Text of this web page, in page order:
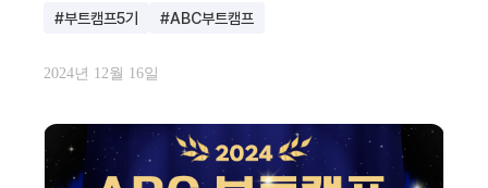
#부트캠프5기 #ABC부트캠프
2024년 12월 16일